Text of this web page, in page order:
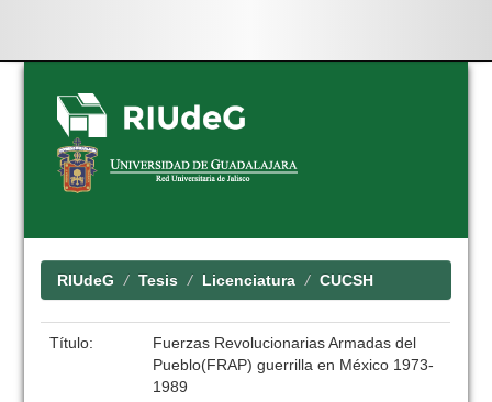
Skip
navigation
RIUdeG Tesis Licenciatura CUCSH
Título:
Fuerzas Revolucionarias Armadas del
Pueblo(FRAP) guerrilla en México 1973-
1989